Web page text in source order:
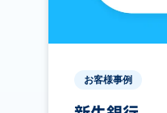
お客様事例